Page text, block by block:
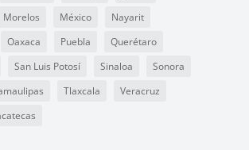
Morelos México
Nayarit
Oaxaca Puebla
Querétaro
San Luis Potosí Sinaloa
Sonora
Tlaxcala
Veracruz